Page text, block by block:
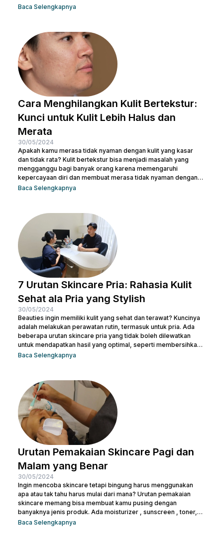
bisa dilakukan di rumah hingga prosedur medis yang lebih
indah dan proporsional. Yuk, temukan cara terbaik yang sesuai
dengan kebutuhanmu dan raih penampilan yang...
Baca Selengkapnya
Cara Menghilangkan Kulit Bertekstur:
Kunci untuk Kulit Lebih Halus dan
Merata
30/05/2024
Apakah kamu merasa tidak nyaman dengan kulit yang kasar
dan tidak rata? Kulit bertekstur bisa menjadi masalah yang
mengganggu bagi banyak orang karena memengaruhi
kepercayaan diri dan membuat merasa tidak nyaman dengan
penampilan kulit. Namun, jangan khawatir, ada berbagai cara
membahas secara mendalam cara menghilangkan kulit
bertekstur dengan langkah-langkah perawatan yang
sederhana namun efektif. Dari penggunaan produk yang sesuai
hingga perawatan...
Baca Selengkapnya
7 Urutan Skincare Pria: Rahasia Kulit
Sehat ala Pria yang Stylish
30/05/2024
Beauties ingin memiliki kulit yang sehat dan terawat? Kuncinya
adalah melakukan perawatan rutin, termasuk untuk pria. Ada
beberapa urutan skincare pria yang tidak boleh dilewatkan
untuk mendapatkan hasil yang optimal, seperti membersihkan
wajah dengan facial wash, menggunakan toner, dan langkah-
kulitmu. Melakukan perawatan kulit wajah menjadi hal yang
penting supaya kamu terhindar dari jerawat dan kulit tampak
lebih cerah. Apalagi...
Baca Selengkapnya
Urutan Pemakaian Skincare Pagi dan
Malam yang Benar
30/05/2024
Ingin mencoba skincare tetapi bingung harus menggunakan
apa atau tak tahu harus mulai dari mana? Urutan pemakaian
skincare memang bisa membuat kamu pusing dengan
banyaknya jenis produk. Ada moisturizer , sunscreen , toner,
essence , dan masih banyak lagi. Tak heran juga kalau kamu
Baca Selengkapnya